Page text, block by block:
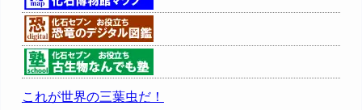
これが世界の三葉虫だ！